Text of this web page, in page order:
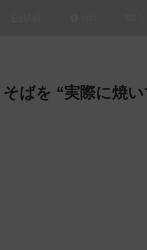
ばを “実際に焼